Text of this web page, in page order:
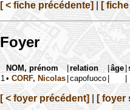
[ < fiche précédente] [
Foyer
NOM, prénom |relation |âge |
1 • CORF, Nicolas |capofuoco | |
[ < foyer précédent] [ foyer